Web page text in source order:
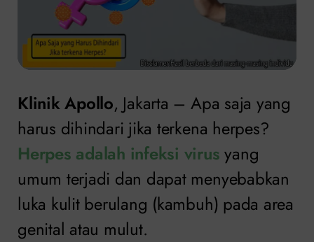
Klinik Apollo, Jakarta – Apa saja yang
harus dihindari jika terkena herpes?
Herpes adalah infeksi virus yang
umum terjadi dan dapat menyebabkan
luka kulit berulang (kambuh) pada area
genital atau mulut.